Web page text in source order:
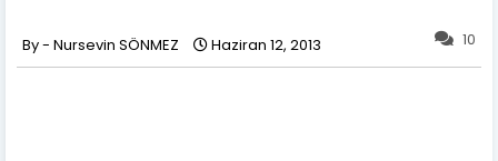
10
Nursevin SÖNMEZ Haziran 12, 2013